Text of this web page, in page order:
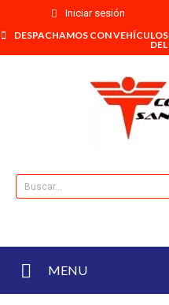
Iniciar sesión
DESPACHAMOS CON
MENU